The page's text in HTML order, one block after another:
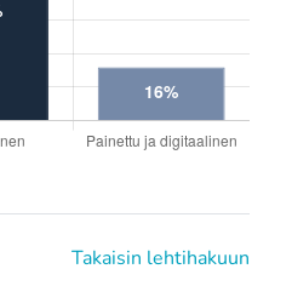
Takaisin lehtihakuun